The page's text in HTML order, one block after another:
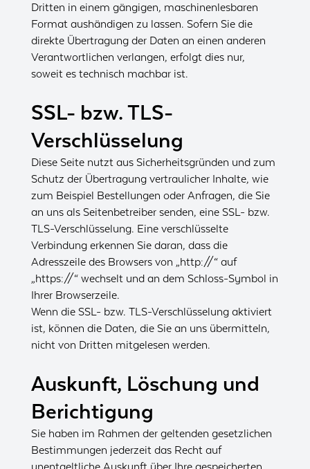
Dritten in einem gängigen, maschinenlesbaren
Format aushändigen zu lassen. Sofern Sie die
direkte Übertragung der Daten an einen anderen
Verantwortlichen verlangen, erfolgt dies nur,
soweit es technisch machbar ist.
SSL- bzw. TLS-
Verschlüsselung
Diese Seite nutzt aus Sicherheitsgründen und zum
Schutz der Übertragung vertraulicher Inhalte, wie
zum Beispiel Bestellungen oder Anfragen, die Sie
an uns als Seitenbetreiber senden, eine SSL- bzw.
TLS-Verschlüsselung. Eine verschlüsselte
Verbindung erkennen Sie daran, dass die
Adresszeile des Browsers von „http://“ auf
„https://“ wechselt und an dem Schloss-Symbol in
Ihrer Browserzeile.
Wenn die SSL- bzw. TLS-Verschlüsselung aktiviert
ist, können die Daten, die Sie an uns übermitteln,
nicht von Dritten mitgelesen werden.
Auskunft, Löschung und
Berichtigung
Sie haben im Rahmen der geltenden gesetzlichen
Bestimmungen jederzeit das Recht auf